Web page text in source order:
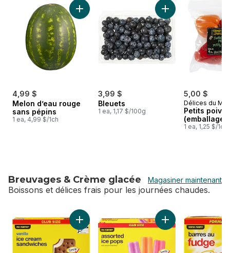
4,99 $
Melon d’eau rouge
sans pépins
1 ea, 4,99 $/1ch
Ajouter Melon d’eau rouge sans pépins au
3,99 $
Bleuets
1 ea, 1,17 $/100g
Ajouter Bleuets au
5,00 $
Délices du
Petits
(emballage
1 ea, 1,25 $/1ch
Breuvages & Crème glacée Magasiner maintenant
Boissons et délices frais pour les journées chaudes.
sauter Breuvages & Crème glacée
Ajouter Sandwiches à la crème glacée à la
Ajouter Pops